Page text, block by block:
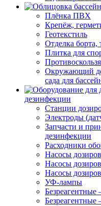
Плёнка ПВХ
Крепёж,
Геотекстиль
Отделка борта,
Плитка для
Окружающий
сада для
дезинфекции
Станции
Электроды
Запчасти и
дезинфекции
Расходники
Насосы
Насосы
Насосы
УФ-лампы